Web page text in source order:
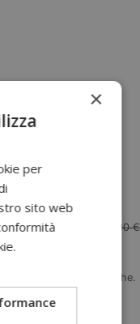
80,10 € 89,00 €
funzionale, multitasche.
×
per
sito web